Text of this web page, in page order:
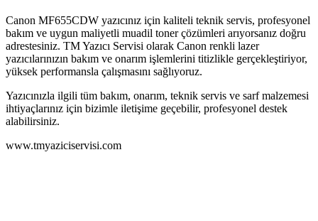
Canon MF655CDW yazıcınız için kaliteli teknik servis, profesyonel
bakım ve uygun maliyetli muadil toner çözümleri arıyorsanız doğru
adrestesiniz. TM Yazıcı Servisi olarak Canon renkli lazer
yazıcılarınızın bakım ve onarım işlemlerini titizlikle gerçekleştiriyor,
yüksek performansla çalışmasını sağlıyoruz.
Yazıcınızla ilgili tüm bakım, onarım, teknik servis ve sarf malzemesi
ihtiyaçlarınız için bizimle iletişime geçebilir, profesyonel destek
alabilirsiniz.
www.tmyaziciservisi.com